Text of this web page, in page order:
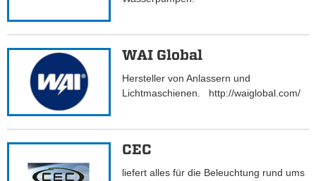
WAI Global
Hersteller von Anlassern und
Lichtmaschienen. http://waiglobal.com/
CEC
liefert alles für die Beleuchtung rund ums